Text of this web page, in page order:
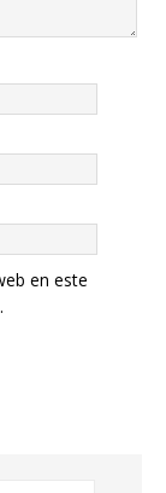
en este